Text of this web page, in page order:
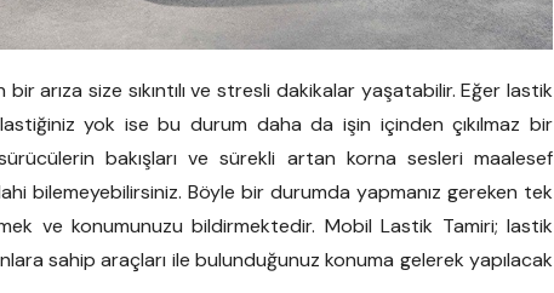
arıza size sıkıntılı ve stresli dakikalar yaşatabilir. Eğer lastik
yok ise bu durum daha da işin içinden çıkılmaz bir
bakışları ve sürekli artan korna sesleri maalesef
bilemeyebilirsiniz. Böyle bir durumda yapmanız gereken tek
ve konumunuzu bildirmektedir. Mobil Lastik Tamiri; lastik
sahip araçları ile bulunduğunuz konuma gelerek yapılacak